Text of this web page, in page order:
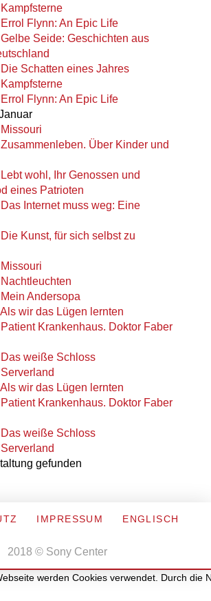
Kampfsterne
Errol Flynn: An Epic Life
Gelbe Seide: Geschichten aus
Die Schatten eines Jahres
Kampfsterne
Errol Flynn: An Epic Life
Missouri
Zusammenleben. Über Kinder und
Lebt wohl, Ihr Genossen und
eines Patrioten
Das Internet muss weg: Eine
Die Kunst, für sich selbst zu
Missouri
Nachtleuchten
Mein Andersopa
Als wir das Lügen lernten
Patient Krankenhaus. Doktor Faber
Das weiße Schloss
Serverland
Als wir das Lügen lernten
Patient Krankenhaus. Doktor Faber
Das weiße Schloss
Serverland
gefunden
IMPRESSUM ENGLISCH
2018 © Sony Center
werden Cookies verwendet. Durch die